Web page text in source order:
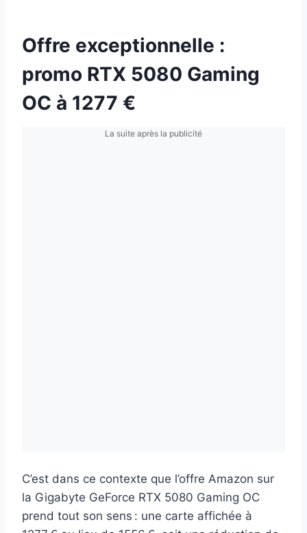
Offre exceptionnelle :
promo RTX 5080 Gaming
OC à 1277 €
La suite après la publicité
C’est dans ce contexte que l’offre Amazon sur
la Gigabyte GeForce RTX 5080 Gaming OC
prend tout son sens : une carte affichée à